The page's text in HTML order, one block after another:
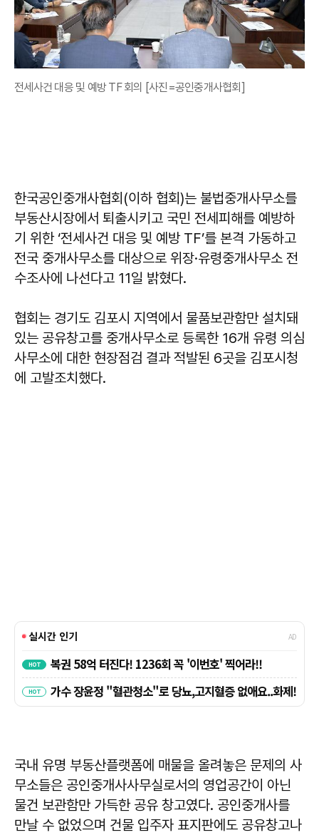
전세사건 대응 및 예방 TF 회의 [사진=공인중개사협회]
한국공인중개사협회(이하 협회)는 불법중개사무소를
부동산시장에서 퇴출시키고 국민 전세피해를 예방하
기 위한 ‘전세사건 대응 및 예방 TF’를 본격 가동하고
전국 중개사무소를 대상으로 위장·유령중개사무소 전
수조사에 나선다고 11일 밝혔다.
협회는 경기도 김포시 지역에서 물품보관함만 설치돼
있는 공유창고를 중개사무소로 등록한 16개 유령 의심
사무소에 대한 현장점검 결과 적발된 6곳을 김포시청
에 고발조치했다.
국내 유명 부동산플랫폼에 매물을 올려놓은 문제의 사
무소들은 공인중개사사무실로서의 영업공간이 아닌
물건 보관함만 가득한 공유 창고였다. 공인중개사를
만날 수 없었으며 건물 입주자 표지판에도 공유창고나